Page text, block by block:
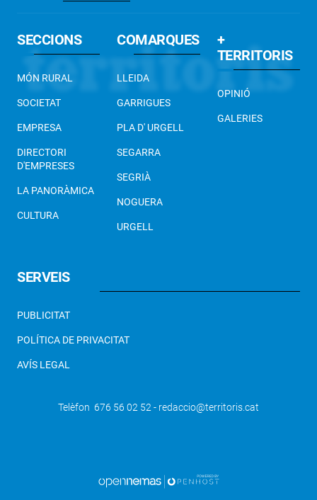
SECCIONS
MÓN RURAL
SOCIETAT
EMPRESA
DIRECTORI
D'EMPRESES
LA PANORÀMICA
CULTURA
COMARQUES
LLEIDA
GARRIGUES
PLA D' URGELL
SEGARRA
SEGRIÀ
NOGUERA
URGELL
+
TERRITORIS
OPINIÓ
GALERIES
SERVEIS
PUBLICITAT
POLÍTICA DE PRIVACITAT
AVÍS LEGAL
Telèfon 676 56 02 52 - redaccio@territoris.cat